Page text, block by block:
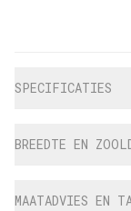
SPECIFICATIES
BREEDTE EN
MAATADVIES EN